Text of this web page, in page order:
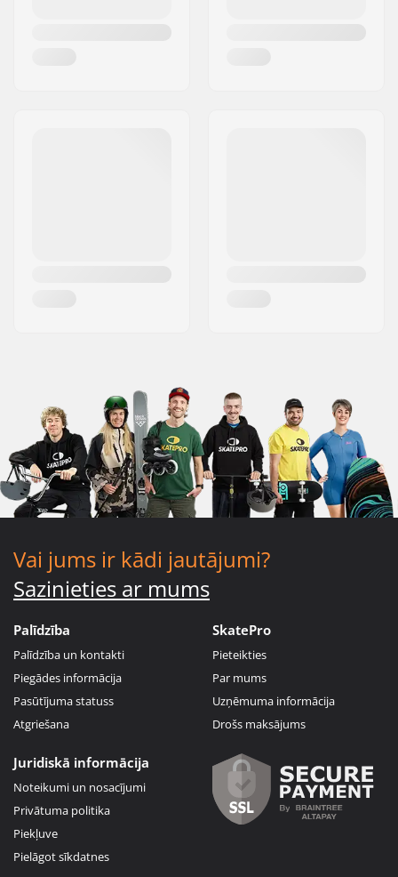
Vai jums ir kādi jautājumi?
Sazinieties ar mums
Palīdzība
Palīdzība un kontakti
Piegādes informācija
Pasūtījuma statuss
Atgriešana
SkatePro
Pieteikties
Par mums
Uzņēmuma informācija
Drošs maksājums
Juridiskā informācija
Noteikumi un nosacījumi
Privātuma politika
Piekļuve
Pielāgot sīkdatnes